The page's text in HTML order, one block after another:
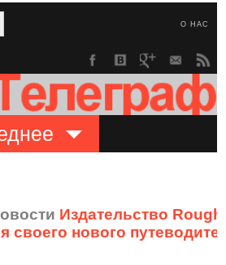
О НАС
Издательство
своего нового